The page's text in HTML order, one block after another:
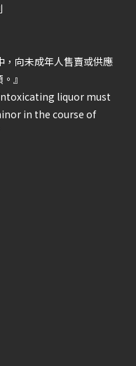
，向未成年人售賣或供應
』
liquor must
in the course of